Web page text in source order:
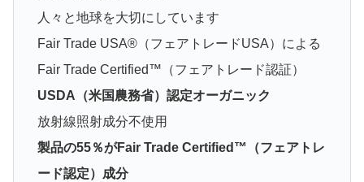
人々と地球を大切にしています
Fair Trade USA®（フェアトレードUSA）による
Fair Trade Certified™（フェアトレード認証）
USDA（米国農務省）認定オーガニック
放射線照射成分不使用
製品の55％がFair Trade Certified™（フェアトレ
ード認定）成分